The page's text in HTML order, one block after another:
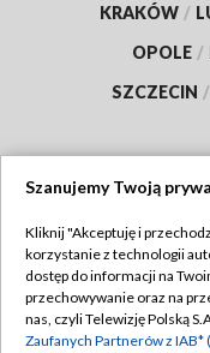
KRAKÓW /
OPOLE /
SZCZECIN /
Abonament TVP
Emisja w TVP
Szanujemy Twoją
Kliknij "Akceptuję i
korzystanie z technologii
dostęp do informacji na
przechowywanie oraz na
nas, czyli Telewizję Polską
Zaufanych Partnerów z IAB*